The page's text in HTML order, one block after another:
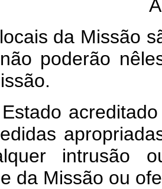
da Missão
poderão
acreditado
intrusão
da Missão ou